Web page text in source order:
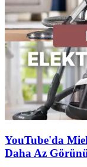
YouTube'da
Daha Az